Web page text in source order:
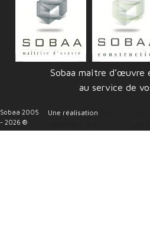
Sobaa maître d’œuvre
au service de
Sobaa 2005
- 2026 ®
Une réalisation